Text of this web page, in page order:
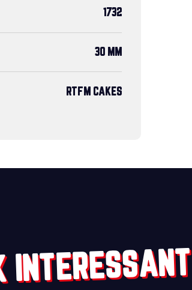
1732
30 MM
RTFM CAKES
INTERESSANT